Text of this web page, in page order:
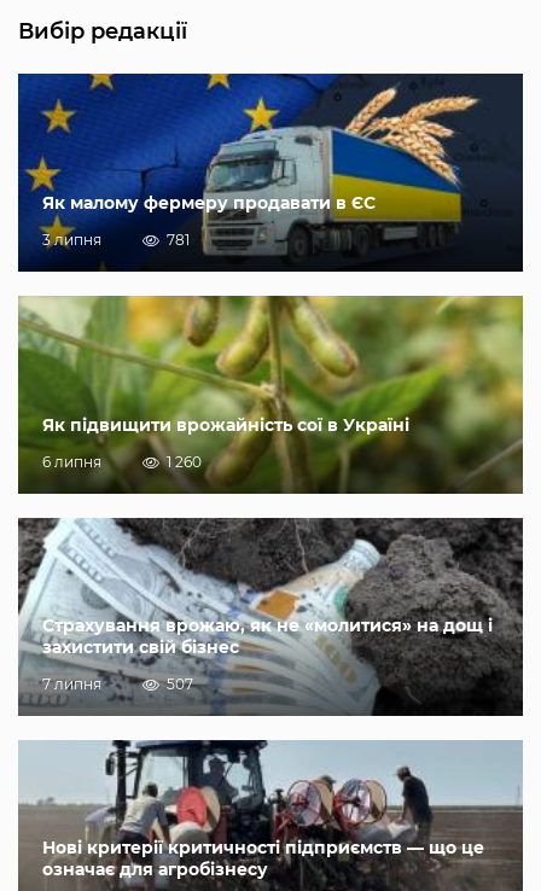
Вибір редакції
Як малому фермеру продавати в ЄС
3 липня 781
Як підвищити врожайність сої в Україні
6 липня 1 260
Страхування врожаю, як не «молитися» на дощ і
захистити свій бізнес
7 липня 507
Нові критерії критичності підприємств — що це
означає для агробізнесу